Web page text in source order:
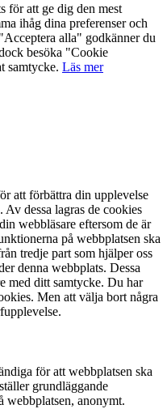
för att ge dig den mest
ihåg dina preferenser och
alla" godkänner du
besöka "Cookie
samtycke. Läs mer
att förbättra din upplevelse
dessa lagras de cookies
webbläsare eftersom de är
på webbplatsen ska
tredje part som hjälper oss
denna webbplats. Dessa
med ditt samtycke. Du har
Men att välja bort några
för att webbplatsen ska
grundläggande
webbplatsen, anonymt.